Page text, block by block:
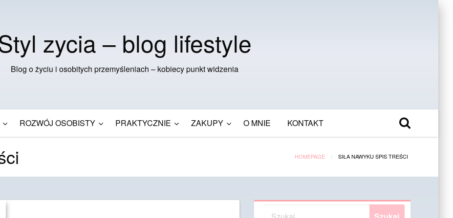
zycia – blog lifestyle
Blog o życiu i osobitych przemyśleniach – kobiecy punkt widzenia
ROZWÓJ OSOBISTY PRAKTYCZNIE ZAKUPY O MNIE KONTAKT
HOMEPAGE SIŁA NAWYKU SPIS TREŚCI